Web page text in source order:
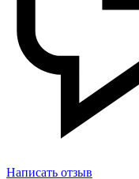
Написать отзыв